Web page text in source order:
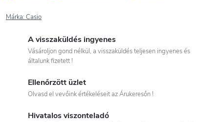
Márka: Casio
A visszaküldés ingyenes
Vásároljon gond nélkül, a visszaküldés teljesen ingyenes és
általunk fizetett !
Ellenőrzött üzlet
Olvasd el vevőink értékeléseit az Árukeresőn !
Hivatalos viszonteladó